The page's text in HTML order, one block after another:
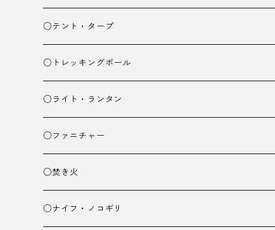
スタッフバッグ
ザック小物
クッカー
バーナー
カトラリー
クッキング小物
○テント・タープ
テント
タープ
ペグ・ハンマー・小物
○トレッキングポール
○ライト・ランタン
ライト
ランタン
○ファニチャー
テーブル
チェア
○焚き火
焚き火台
○ナイフ・ノコギリ